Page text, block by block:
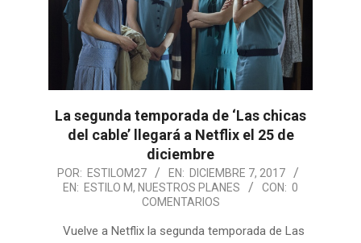
La segunda temporada de ‘Las chicas
del cable’ llegará a Netflix el 25 de
diciembre
2017-
12-
POR: ESTILOM27 EN: DICIEMBRE 7, 2017
EN: ESTILO M, NUESTROS PLANES CON: 0
COMENTARIOS
Vuelve a Netflix la segunda temporada de Las